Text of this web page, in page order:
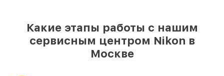
Какие этапы работы с нашим
сервисным центром Nikon в
Москве